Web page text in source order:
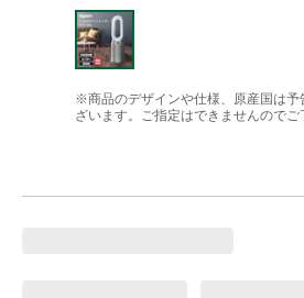
※商品のデザインや仕様、原産国は予
ざいます。ご指定はできませんのでご